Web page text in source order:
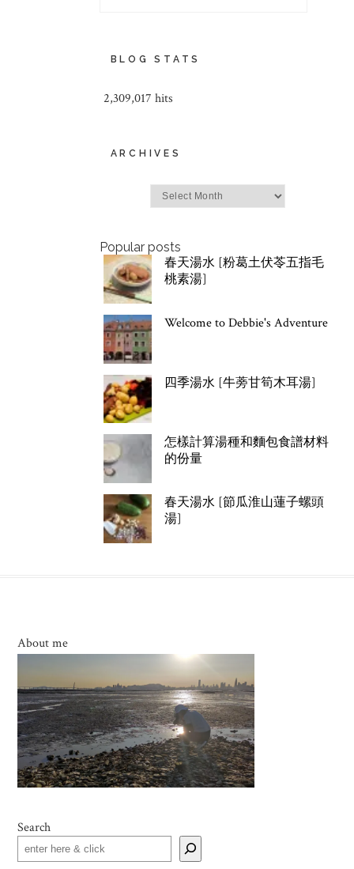
BLOG STATS
2,309,017 hits
ARCHIVES
Popular posts
春天湯水 [粉葛土伏苓五指毛
桃素湯]
Welcome to Debbie's Adventure
四季湯水 [牛蒡甘筍木耳湯]
怎樣計算湯種和麵包食譜材料
的份量
春天湯水 [節瓜淮山蓮子螺頭
湯]
About me
Search